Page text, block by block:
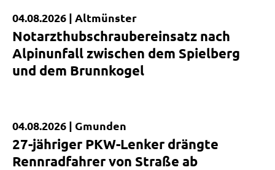
Kurzmeldung
04.08.2026 | Altmünster
Notarzthubschraubereinsatz nach
Alpinunfall zwischen dem Spielberg
und dem Brunnkogel
Kurzmeldung
04.08.2026 | Gmunden
27-jähriger PKW-Lenker drängte
Rennradfahrer von Straße ab